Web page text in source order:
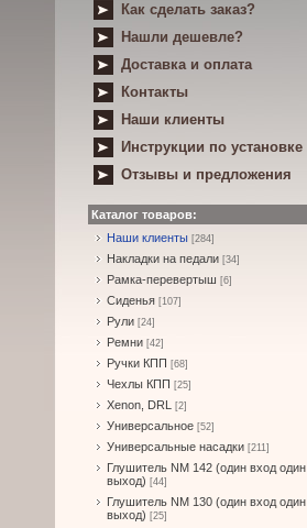
Как сделать заказ?
Нашли дешевле?
Доставка и оплата
Контакты
Наши клиенты
Инструкции по установке
Отзывы и предложения
Каталог товаров:
Наши клиенты [284]
Накладки на педали [34]
Рамка-перевертыш [6]
Сиденья [107]
Рули [24]
Ремни [42]
Ручки КПП [68]
Чехлы КПП [25]
Xenon, DRL [2]
Универсальное [52]
Универсальные насадки [211]
Глушитель NM 142 (один вход один
выход) [44]
Глушитель NM 130 (один вход один
выход) [25]